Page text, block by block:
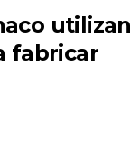
utilizan
fabricar